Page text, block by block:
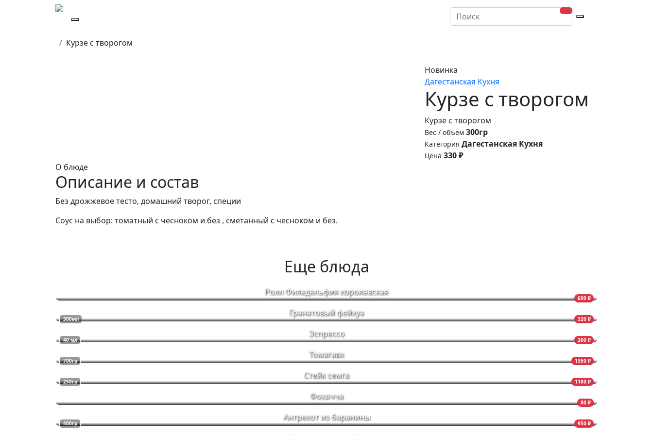
Курзе с творогом
Новинка
Дагестанская Кухня
Курзе с творогом
Курзе с творогом
Вес / объём 300гр
Категория Дагестанская Кухня
Цена 330 ₽
О блюде
Описание и состав
Без дрожжевое тесто, домашний творог, специи
Соус на выбор: томатный с чесноком и без , сметанный с чесноком и без.
Еще блюда
600 ₽
Ролл Филадельфия королевская
300мл 320 ₽
Гранатовый фейхуа
40 мл 200 ₽
Эспрессо
700гр 1350 ₽
Томагавк
250гр 1100 ₽
Стейк семга
80 ₽
Фокачча
400гр 950 ₽
Антрекот из баранины